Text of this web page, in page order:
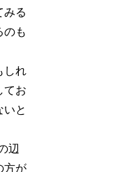
みる
のも
しれ
てお
いと
辺
方が